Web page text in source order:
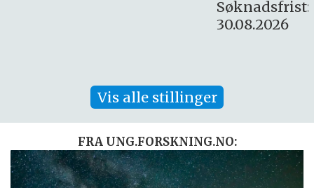
Vis alle stillinger
FRA UNG.FORSKNING.NO: